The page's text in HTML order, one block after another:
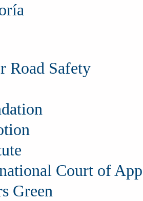
Road Safety
Court of
Green